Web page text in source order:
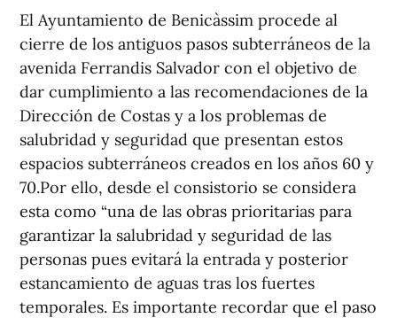
El Ayuntamiento de Benicàssim procede al
cierre de los antiguos pasos subterráneos de la
avenida Ferrandis Salvador con el objetivo de
dar cumplimiento a las recomendaciones de la
Dirección de Costas y a los problemas de
salubridad y seguridad que presentan estos
espacios subterráneos creados en los años 60 y
70.Por ello, desde el consistorio se considera
esta como “una de las obras prioritarias para
garantizar la salubridad y seguridad de las
personas pues evitará la entrada y posterior
estancamiento de aguas tras los fuertes
temporales. Es importante recordar que el paso